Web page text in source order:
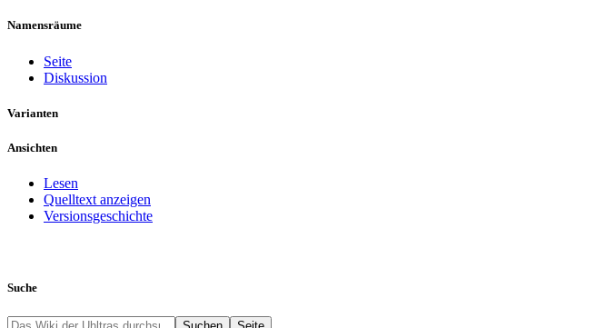
Namensräume
Seite
Diskussion
Varianten
Ansichten
Lesen
Quelltext anzeigen
Versionsgeschichte
Suche